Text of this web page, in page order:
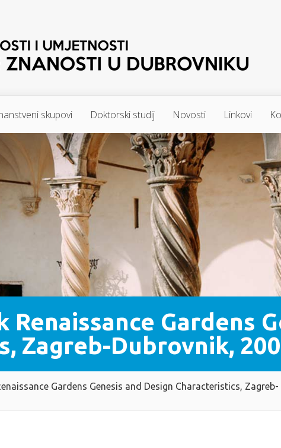
skupovi Doktorski studij Novosti Linkovi
Gardens
Zagreb-Dubrovnik,
Gardens Genesis and Design Characteristics, Zagreb-